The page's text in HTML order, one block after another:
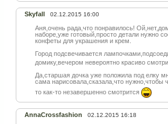
Skyfall 02.12.2015 16:00
Аня,очень рада,что понравилось!
наборе,уже готовый,просто детали нужно
конфеты для украшения и крем.
Город подсвечивается
домику,вечером невероятно красиво
Да,старшая дочка уже положила под елку
сама нарисовала,сказала,что нужно,чтобы
то как-то незавершенно смотрится
AnnaCrossfashion 02.12.2015 16:18